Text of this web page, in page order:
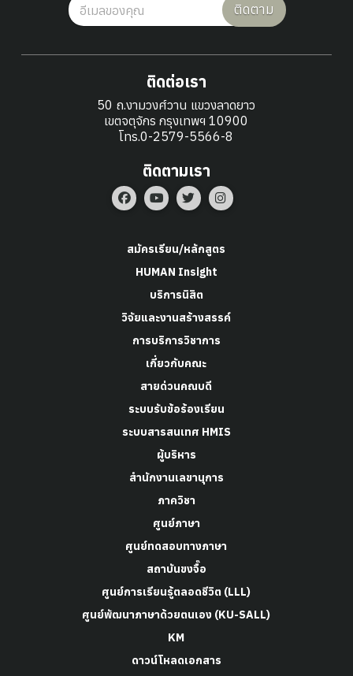
ติดตาม
ติดต่อเรา
50 ถ.งามวงศ์วาน แขวงลาดยาว
เขตจตุจักร กรุงเทพฯ 10900
โทร.0-2579-5566-8
ติดตามเรา
สมัครเรียน/หลักสูตร
HUMAN Insight
บริการนิสิต
วิจัยและงานสร้างสรรค์
การบริการวิชาการ
เกี่ยวกับคณะ
สายด่วนคณบดี
ระบบรับข้อร้องเรียน
ระบบสารสนเทศ HMIS
ผู้บริหาร
สำนักงานเลขานุการ
ภาควิชา
ศูนย์ภาษา
ศูนย์ทดสอบทางภาษา
สถาบันขงจื๊อ
ศูนย์การเรียนรู้ตลอดชีวิต (LLL)
ศูนย์พัฒนาภาษาด้วยตนเอง (KU-SALL)
KM
ดาวน์โหลดเอกสาร